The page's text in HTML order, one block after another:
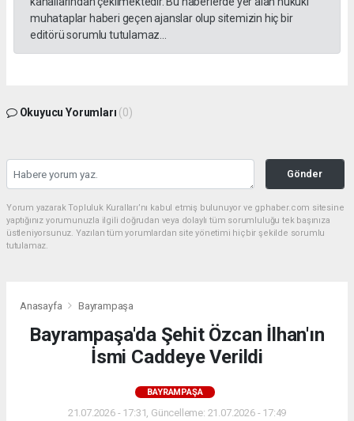
muhataplar haberi geçen ajanslar olup sitemizin hiç bir
editörü sorumlu tutulamaz...
Okuyucu Yorumları (0)
Gönder
Yorum yazarak Topluluk Kuralları’nı kabul etmiş bulunuyor ve gphaber.com sitesine
yaptığınız yorumunuzla ilgili doğrudan veya dolaylı tüm sorumluluğu tek başınıza
üstleniyorsunuz. Yazılan tüm yorumlardan site yönetimi hiçbir şekilde sorumlu
tutulamaz.
Anasayfa Bayrampaşa
Bayrampaşa'da Şehit Özcan İlhan'ın
İsmi Caddeye Verildi
BAYRAMPAŞA
21.07.2026 - 17:31, Güncelleme: 21.07.2026 - 17:49